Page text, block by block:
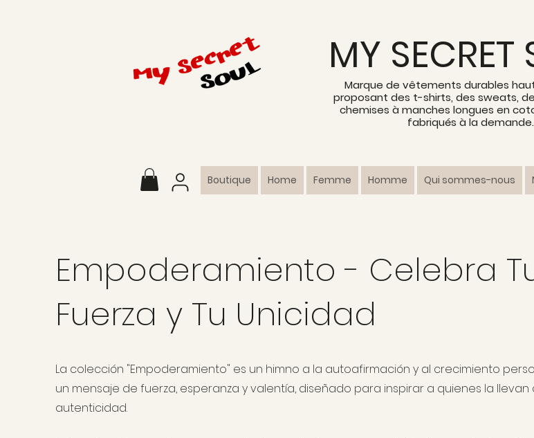
MY SECRET
Marque de vêtements durables
proposant des t-shirts, des sweats,
chemises à manches longues en
fabriqués à la demande.
Boutique Home Femme Homme Qui sommes-nous
Empoderamiento - Celebra
Fuerza y Tu Unicidad
La colección "Empoderamiento" es un himno a la autoafirmación y al crecimiento
un mensaje de fuerza, esperanza y valentía, diseñado para inspirar a quienes la
autenticidad.